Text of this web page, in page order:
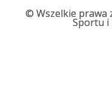
© Wszelkie prawa
Sportu i